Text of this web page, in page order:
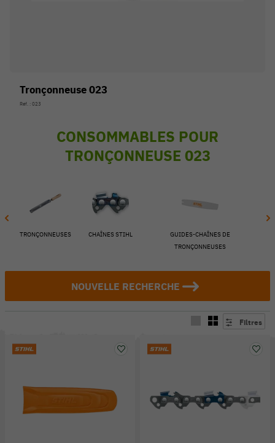
Tronçonneuse 023
Réf. : 023
CONSOMMABLES POUR
TRONÇONNEUSE 023
TRONÇONNEUSES CHAÎNES STIHL
GUIDES-CHAÎNES DE
TRONÇONNEUSES
NOUVELLE RECHERCHE
Filtres